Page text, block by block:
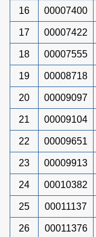
16 00007400
17 00007422
18 00007555
19 00008718
20 00009097
21 00009104
22 00009651
23 00009913
24 00010382
25 00011137
26 00011376